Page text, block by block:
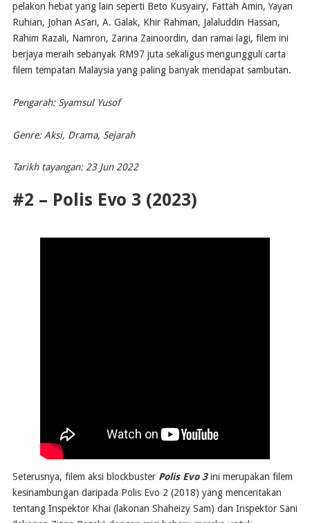
pelakon hebat yang lain seperti Beto Kusyairy, Fattah Amin, Yayan
Ruhian, Johan As’ari, A. Galak, Khir Rahman, Jalaluddin Hassan,
Rahim Razali, Namron, Zarina Zainoordin, dan ramai lagi, filem ini
berjaya meraih sebanyak RM97 juta sekaligus mengungguli carta
filem tempatan Malaysia yang paling banyak mendapat sambutan.
Pengarah: Syamsul Yusof
Genre: Aksi, Drama, Sejarah
Tarikh tayangan: 23 Jun 2022
#2 – Polis Evo 3 (2023)
Seterusnya, filem aksi blockbuster Polis Evo 3ini merupakan filem
kesinambungan daripada Polis Evo 2 (2018) yang menceritakan
tentang Inspektor Khai (lakonan Shaheizy Sam) dan Inspektor Sani